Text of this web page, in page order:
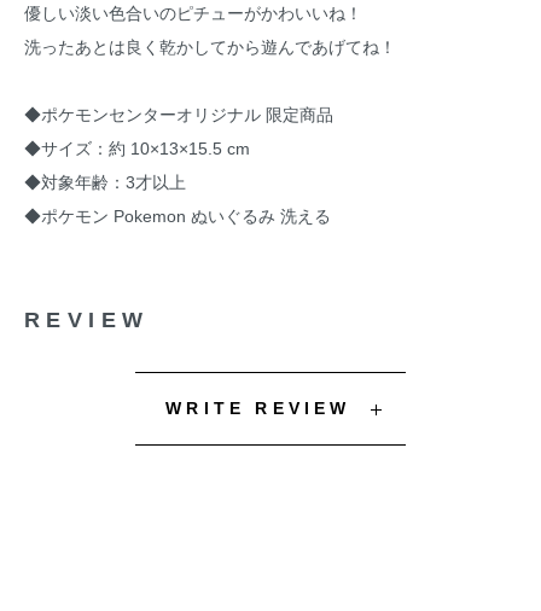
優しい淡い色合いのピチューがかわいいね！
洗ったあとは良く乾かしてから遊んであげてね！
◆ポケモンセンターオリジナル 限定商品
◆サイズ：約 10×13×15.5 cm
◆対象年齢：3才以上
◆ポケモン Pokemon ぬいぐるみ 洗える
REVIEW
WRITE REVIEW